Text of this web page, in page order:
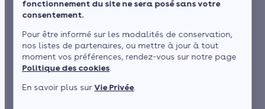
fonctionnement du site ne sera posé sans votre
consentement.
Pour être informé sur les modalités de conservation,
nos listes de partenaires, ou mettre à jour à tout
moment vos préférences, rendez-vous sur notre page
Politique des cookies.
En savoir plus surVie Privée.
collectif
parSonya Drideche 5 min de lecture